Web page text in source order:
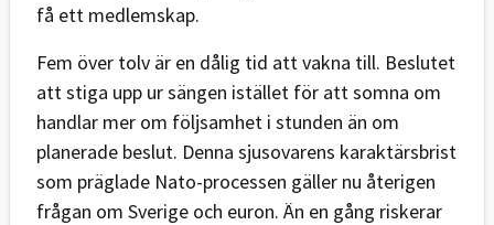
få ett medlemskap.
Fem över tolv är en dålig tid att vakna till. Beslutet
att stiga upp ur sängen istället för att somna om
handlar mer om följsamhet i stunden än om
planerade beslut. Denna sjusovarens karaktärsbrist
som präglade Nato-processen gäller nu återigen
frågan om Sverige och euron. Än en gång riskerar